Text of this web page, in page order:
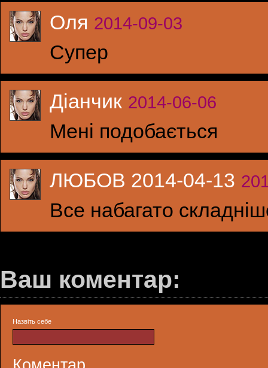
Оля 2014-09-03
Супер
Діанчик 2014-06-06
Мені подобається
ЛЮБОВ 2014-04-13
Все набагато
Ваш коментар:
Назвіть себе